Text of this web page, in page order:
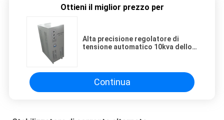
Ottieni il miglior prezzo per
Alta precisione regolatore di
tensione automatico 10kva dello
Continua